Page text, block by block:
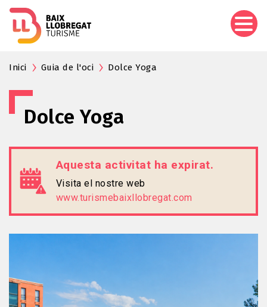
Inici Guia de l'oci Dolce Yoga
Dolce Yoga
Aquesta activitat ha expirat.
Visita el nostre web
www.turismebaixllobregat.com